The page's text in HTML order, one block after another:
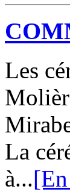
Les
La
à...